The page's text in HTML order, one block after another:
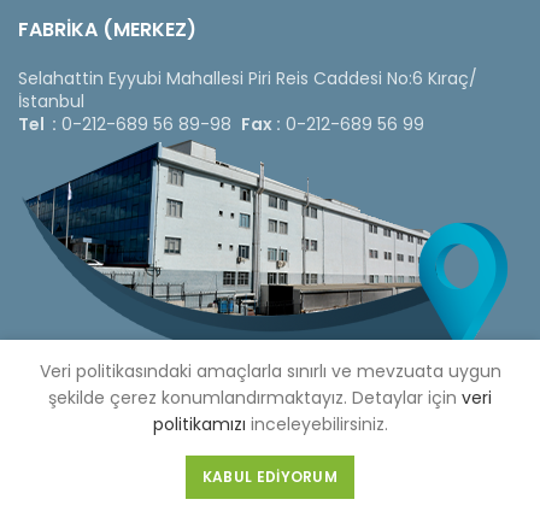
FABRİKA (MERKEZ)
Selahattin Eyyubi Mahallesi Piri Reis Caddesi No:6 Kıraç/
İstanbul
Tel : 0-212-689 56 89-98 Fax : 0-212-689 56 99
Copyright © 2020 Çetinkaya Pano |Çetinkaya Pano Fiyat
Listesi
Veri politikasındaki amaçlarla sınırlı ve mevzuata uygun
şekilde çerez konumlandırmaktayız. Detaylar için veri
politikamızı inceleyebilirsiniz.
KABUL EDIYORUM